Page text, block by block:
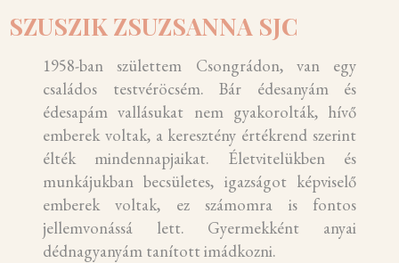
SZUSZIK ZSUZSANNA SJC
1958-ban születtem Csongrádon, van egy
családos testvéröcsém. Bár édesanyám és
édesapám vallásukat nem gyakorolták, hívő
emberek voltak, a keresztény értékrend szerint
élték mindennapjaikat. Életvitelükben és
munkájukban becsületes, igazságot képviselő
emberek voltak, ez számomra is fontos
jellemvonássá lett. Gyermekként anyai
dédnagyanyám tanított imádkozni.